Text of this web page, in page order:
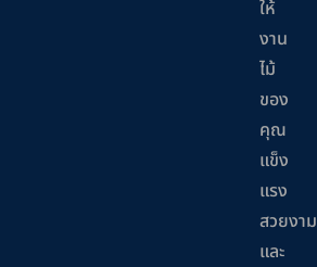
ให้
งาน
ไม้
ของ
คุณ
แข็ง
แรง
สวยงาม
และ